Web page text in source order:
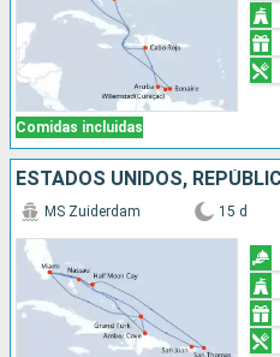
Comidas incluidas
MS Zuiderdam 15 d